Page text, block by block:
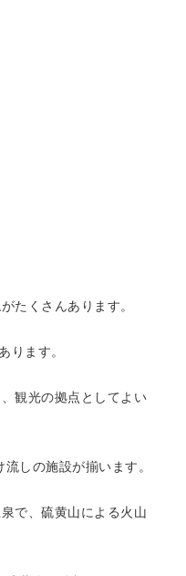
がたくさんあります。
ります。
観光の拠点としてよい
しの施設が揃います。
で、硫黄山による火山